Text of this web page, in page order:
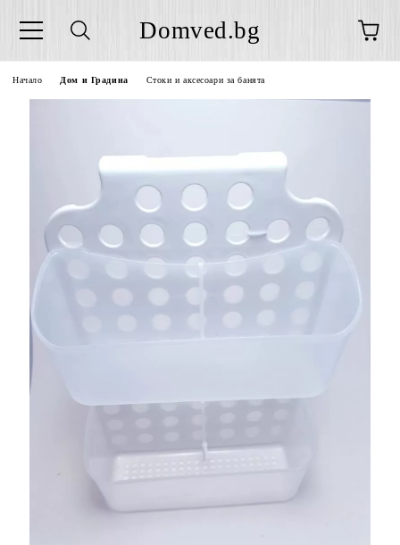
Domved.bg
Начало Дом и Градина Стоки и аксесоари за банята